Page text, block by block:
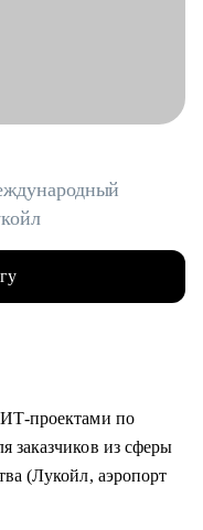
проектами по
заказчиков из сферы
(Лукойл, аэропорт